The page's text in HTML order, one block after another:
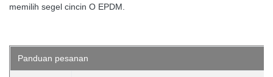
memilih segel cincin O EPDM.
Panduan pesanan